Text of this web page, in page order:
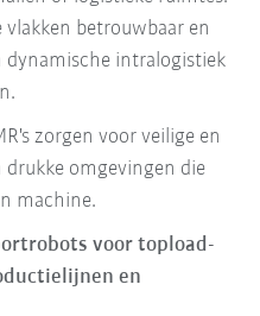
betrouwbaar en
dynamische intralogistiek
zorgen voor veilige en
omgevingen die
machine.
voor topload-
en